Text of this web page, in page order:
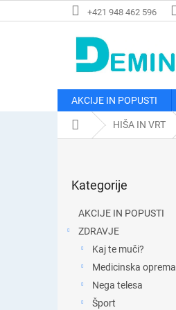
na
+421 948 462 596
AKCIJE IN POPUSTI
Domača
stran
HIŠA IN VRT
kategorije
Kategorije
AKCIJE IN POPUSTI
ZDRAVJE
Kaj te muči?
Medicinska oprema
Nega telesa
Šport